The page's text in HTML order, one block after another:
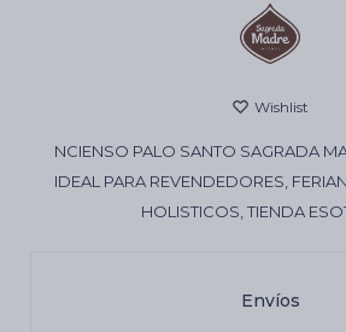
NCIENSO PALO SANTO SAGRADA
IDEAL PARA REVENDEDORES,
HOLISTICOS, TIENDA
Envíos